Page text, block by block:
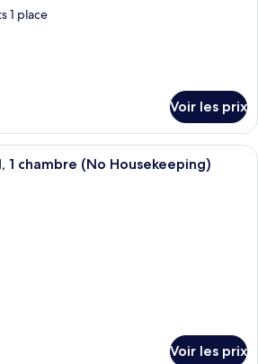
1 place
Voir les prix
Cafetière/bouilloire, réfrigérateur,
chambre (No Housekeeping)
Voir les prix